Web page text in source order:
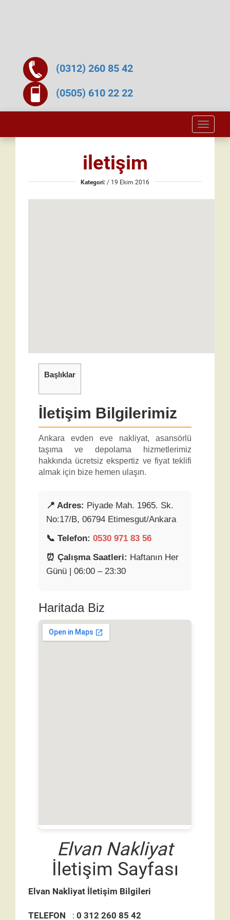
(0312) 260 85 42
(0505) 610 22 22
Toggle
iletişim
Kategori: / 19 Ekim 2016
Başlıklar
İletişim Bilgilerimiz
Ankara evden eve nakliyat, asansörlü
taşıma ve depolama hizmetlerimiz
hakkında ücretsiz ekspertiz ve fiyat teklifi
almak için bize hemen ulaşın.
📍 Adres: Piyade Mah. 1965. Sk.
No:17/B, 06794 Etimesgut/Ankara
📞 Telefon: 0530 971 83 56
⏰ Çalışma Saatleri: Haftanın Her
Günü | 06:00 – 23:30
Haritada Biz
Elvan Nakliyat
İletişim Sayfası
Elvan Nakliyat İletişim Bilgileri
TELEFON : 0 312 260 85 42